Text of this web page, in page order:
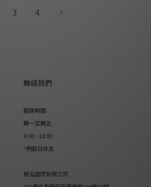
3 4
聯絡我們
服務時間:
周一至周五
9:00 ~18:00
*例假日休息
辰泓國際有限公司